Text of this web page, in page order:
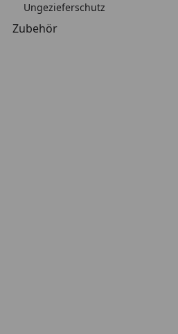
Ungezieferschutz
Zubehör